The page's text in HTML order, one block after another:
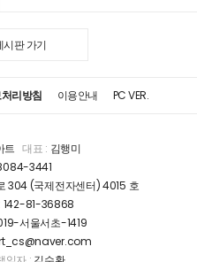
시판 가기
리방침 이용안내 PC VER.
트 대표 : 김행미
3441
304 (국제전자센터) 4015 호
142-81-36868
서울서초-1419